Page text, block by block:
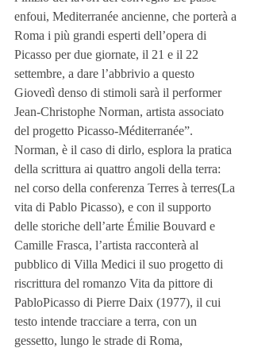
enfoui, Mediterranée ancienne, che porterà a
Roma i più grandi esperti dell’opera di
Picasso per due giornate, il 21 e il 22
settembre, a dare l’abbrivio a questo
Giovedì denso di stimoli sarà il performer
Jean-Christophe Norman, artista associato
del progetto Picasso-Méditerranée”.
Norman, è il caso di dirlo, esplora la pratica
della scrittura ai quattro angoli della terra:
nel corso della conferenza Terres à terres(La
vita di Pablo Picasso), e con il supporto
delle storiche dell’arte Émilie Bouvard e
Camille Frasca, l’artista racconterà al
pubblico di Villa Medici il suo progetto di
riscrittura del romanzo Vita da pittore di
PabloPicasso di Pierre Daix (1977), il cui
testo intende tracciare a terra, con un
gessetto, lungo le strade di Roma,